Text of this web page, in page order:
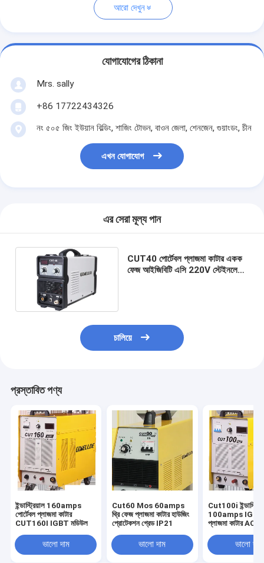
আরো দেখুন
যোগাযোগের ঠিকানা
Mrs. sally
+86 17722434326
নং ৫০৫ জিং ইউয়ান বিল্ডিং, শাজিং টোভন, বাওন জেলা, শেনজেন, গুয়াংডং, চীন
এখন যোগাযোগ
এর সেরা মূল্য পান
CUT40 পোর্টেবল প্লাজমা কাটার একক
ফেজ আইজিবিটি এসি 220V স্টেইনলেস
চালিয়ে
প্রস্তাবিত পণ্য
ইন্ডাস্ট্রিয়াল 160amps
পোর্টেবল প্লাজমা কাটার
CUT160I IGBT মডিউল
ভালো দাম
Cut60 Mos 60amps
থ্রি ফেজ প্লাজমা কাটার হাউজিং
প্রোটেকশন গ্রেড IP21
ভালো দাম
Cut100i
100amps IGBT
প্লাজমা কাটার
ভালো দাম